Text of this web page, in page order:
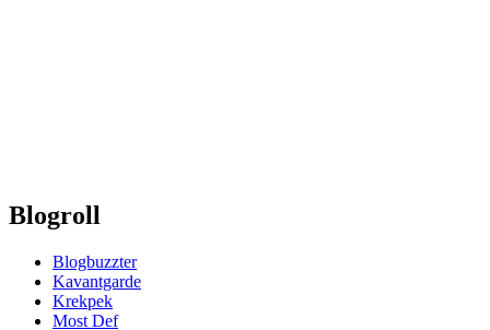
Blogroll
Blogbuzzter
Kavantgarde
Krekpek
Most Def